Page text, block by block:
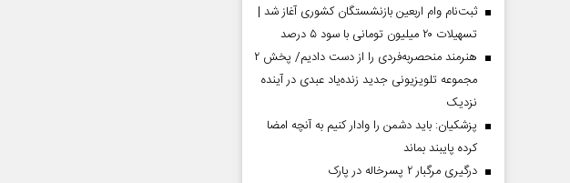
ثبت‌نام وام اربعین بازنشستگان کشوری آغاز شد |
تسهیلات ۲۰ میلیون تومانی با سود ۵ درصد
هنرمند منحصر‌به‌فردی را از دست دادیم/ پخش ۲
مجموعه تلویزیونی جدید زنده‌یاد عبدی در آینده
نزدیک
پزشکیان: باید دشمن را وادار کنیم به آنچه امضا
کرده پایبند بماند
درگیری مرگبار ۲ پسرخاله در پارک